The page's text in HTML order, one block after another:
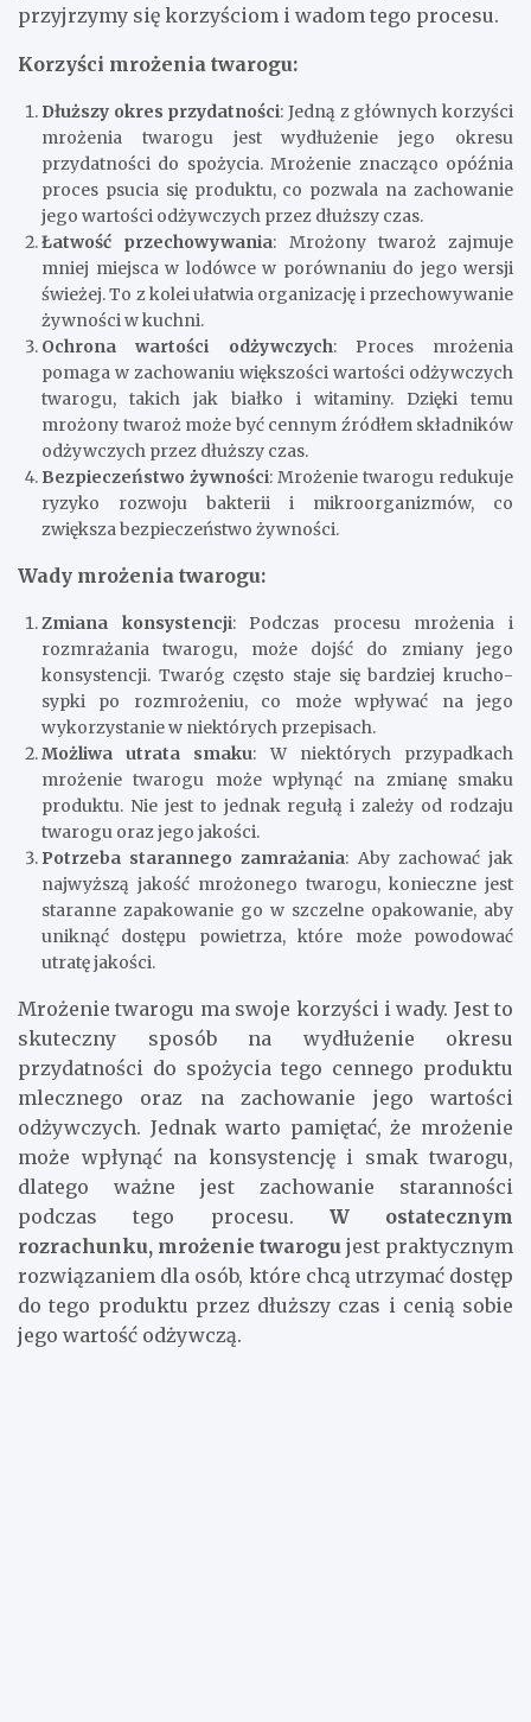
przyjrzymy się korzyściom i wadom tego procesu.
Korzyści mrożenia twarogu:
Dłuższy okres przydatności: Jedną z głównych korzyści
mrożenia twarogu jest wydłużenie jego okresu
przydatności do spożycia. Mrożenie znacząco opóźnia
proces psucia się produktu, co pozwala na zachowanie
jego wartości odżywczych przez dłuższy czas.
Łatwość przechowywania: Mrożony twaroż zajmuje
mniej miejsca w lodówce w porównaniu do jego wersji
świeżej. To z kolei ułatwia organizację i przechowywanie
żywności w kuchni.
Ochrona wartości odżywczych: Proces mrożenia
pomaga w zachowaniu większości wartości odżywczych
twarogu, takich jak białko i witaminy. Dzięki temu
mrożony twaroż może być cennym źródłem składników
odżywczych przez dłuższy czas.
Bezpieczeństwo żywności: Mrożenie twarogu redukuje
ryzyko rozwoju bakterii i mikroorganizmów, co
zwiększa bezpieczeństwo żywności.
Wady mrożenia twarogu:
Zmiana konsystencji: Podczas procesu mrożenia i
rozmrażania twarogu, może dojść do zmiany jego
konsystencji. Twaróg często staje się bardziej krucho-
sypki po rozmrożeniu, co może wpływać na jego
wykorzystanie w niektórych przepisach.
Możliwa utrata smaku: W niektórych przypadkach
mrożenie twarogu może wpłynąć na zmianę smaku
produktu. Nie jest to jednak regułą i zależy od rodzaju
twarogu oraz jego jakości.
Potrzeba starannego zamrażania: Aby zachować jak
najwyższą jakość mrożonego twarogu, konieczne jest
staranne zapakowanie go w szczelne opakowanie, aby
uniknąć dostępu powietrza, które może powodować
utratę jakości.
Mrożenie twarogu ma swoje korzyści i wady. Jest to
skuteczny sposób na wydłużenie okresu
przydatności do spożycia tego cennego produktu
mlecznego oraz na zachowanie jego wartości
odżywczych. Jednak warto pamiętać, że mrożenie
może wpłynąć na konsystencję i smak twarogu,
dlatego ważne jest zachowanie staranności
podczas tego procesu. W ostatecznym
rozrachunku, mrożenie twarogu jest praktycznym
rozwiązaniem dla osób, które chcą utrzymać dostęp
do tego produktu przez dłuższy czas i cenią sobie
jego wartość odżywczą.